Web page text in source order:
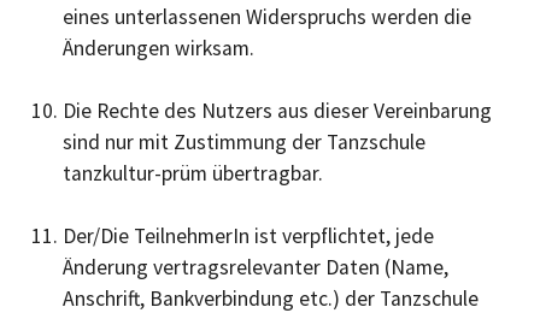
eines unterlassenen Widerspruchs werden die
Änderungen wirksam.
Die Rechte des Nutzers aus dieser Vereinbarung
sind nur mit Zustimmung der Tanzschule
tanzkultur-prüm übertragbar.
Der/Die TeilnehmerIn ist verpflichtet, jede
Änderung vertragsrelevanter Daten (Name,
Anschrift, Bankverbindung etc.) der Tanzschule